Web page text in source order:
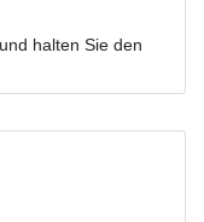
halten Sie den